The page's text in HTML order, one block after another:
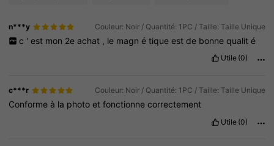
n***y Couleur: Noir / Quantité: 1PC / Taille: Taille Unique
c ' est mon 2e achat , le magn é tique est de bonne qualit é
Utile (0)
c***r Couleur: Noir / Quantité: 1PC / Taille: Taille Unique
Conforme à la photoetfonctionnecorrectement
Utile (0)